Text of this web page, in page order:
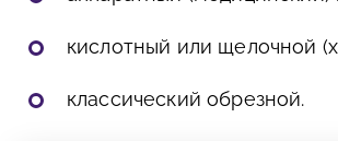
кислотный или щелочной
классический обрезной.